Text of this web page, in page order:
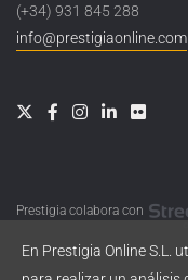
(+34) 931 845 288
info@prestigiaonline.com
Prestigia colabora con
En Prestigia Online S.L.